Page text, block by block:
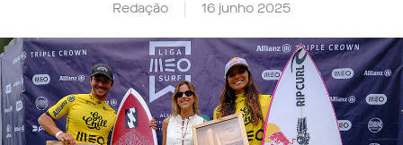
Redação 16 junho 2025